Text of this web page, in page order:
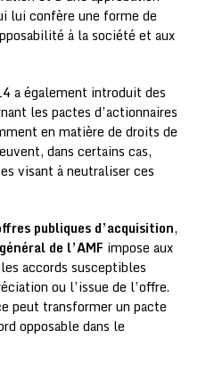
lui confère une forme de
à la société et aux
a également introduit des
les pactes d’actionnaires
en matière de droits de
dans certains cas,
visant à neutraliser ces
publiques d’acquisition,
de l’AMF impose aux
accords susceptibles
ou l’issue de l’offre.
peut transformer un pacte
opposable dans le